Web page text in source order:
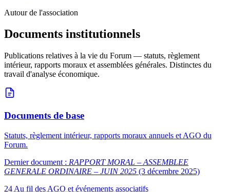
Autour de l'association
Documents institutionnels
Publications relatives à la vie du Forum — statuts, règlement
intérieur, rapports moraux et assemblées générales. Distinctes du
travail d'analyse économique.
Documents de base
Statuts, règlement intérieur, rapports moraux annuels et AGO du
Forum.
Dernier document : RAPPORT MORAL – ASSEMBLEE
GENERALE ORDINAIRE – JUIN 2025 (3 décembre 2025)
24 Au fil des AGO et événements associatifs